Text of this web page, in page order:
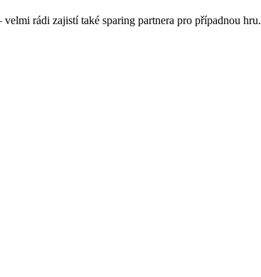
rádi zajistí také sparing partnera pro případnou hru.